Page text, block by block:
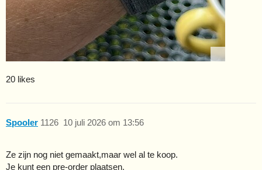
20 likes
Spooler 10 juli 2026 om 13:56
1126
Ze zijn nog niet gemaakt,maar wel al te koop.
Je kunt een pre-order plaatsen.